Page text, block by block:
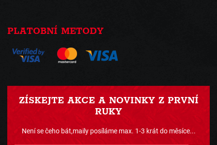
PLATOBNÍ METODY
ZÍSKEJTE AKCE A NOVINKY Z PRVNÍ
RUKY
Není se čeho bát,maily posíláme max. 1-3 krát do měsíce...